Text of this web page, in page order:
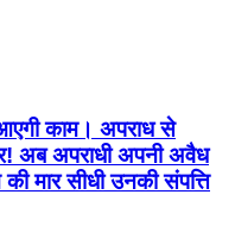
काम। अपराध से
अब अपराधी अपनी अवैध
मार सीधी उनकी संपत्ति